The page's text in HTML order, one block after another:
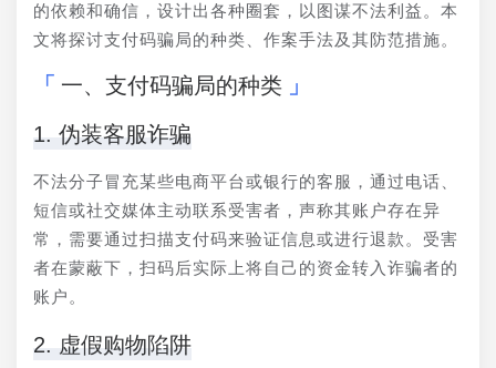
的依赖和确信，设计出各种圈套，以图谋不法利益。本
文将探讨支付码骗局的种类、作案手法及其防范措施。
一、支付码骗局的种类
1. 伪装客服诈骗
不法分子冒充某些电商平台或银行的客服，通过电话、
短信或社交媒体主动联系受害者，声称其账户存在异
常，需要通过扫描支付码来验证信息或进行退款。受害
者在蒙蔽下，扫码后实际上将自己的资金转入诈骗者的
账户。
2. 虚假购物陷阱